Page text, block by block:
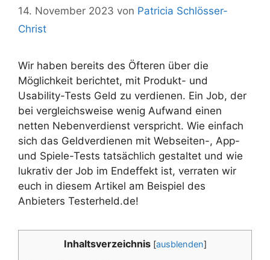
14. November 2023 von Patricia Schlösser-
Christ
Wir haben bereits des Öfteren über die
Möglichkeit berichtet, mit Produkt- und
Usability-Tests Geld zu verdienen. Ein Job, der
bei vergleichsweise wenig Aufwand einen
netten Nebenverdienst verspricht. Wie einfach
sich das Geldverdienen mit Webseiten-, App-
und Spiele-Tests tatsächlich gestaltet und wie
lukrativ der Job im Endeffekt ist, verraten wir
euch in diesem Artikel am Beispiel des
Anbieters Testerheld.de!
Inhaltsverzeichnis [ausblenden]